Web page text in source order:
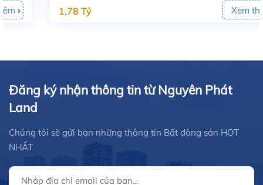
1,78 Tỷ Xem thêm
Đăng ký nhận thông tin từ Nguyên Phát
Land
Chúng tôi sẽ gửi bạn những thông tin Bất động sản HOT
NHẤT